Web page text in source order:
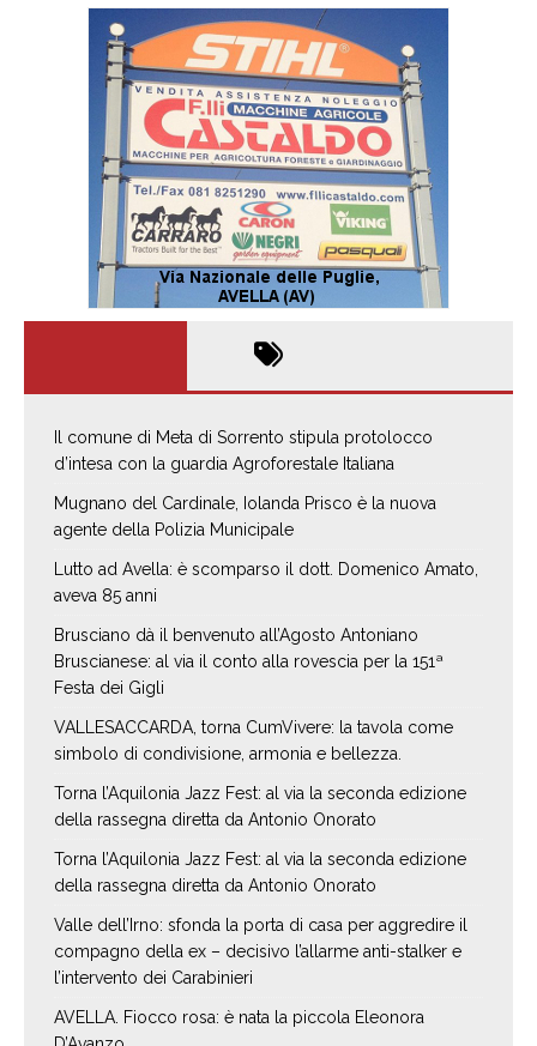
Il comune di Meta di Sorrento stipula protolocco
d’intesa con la guardia Agroforestale Italiana
Mugnano del Cardinale, Iolanda Prisco è la nuova
agente della Polizia Municipale
Lutto ad Avella: è scomparso il dott. Domenico Amato,
aveva 85 anni
Brusciano dà il benvenuto all’Agosto Antoniano
Bruscianese: al via il conto alla rovescia per la 151ª
Festa dei Gigli
VALLESACCARDA, torna CumVivere: la tavola come
simbolo di condivisione, armonia e bellezza.
Torna l’Aquilonia Jazz Fest: al via la seconda edizione
della rassegna diretta da Antonio Onorato
Torna l’Aquilonia Jazz Fest: al via la seconda edizione
della rassegna diretta da Antonio Onorato
Valle dell’Irno: sfonda la porta di casa per aggredire il
compagno della ex – decisivo l’allarme anti-stalker e
l’intervento dei Carabinieri
AVELLA. Fiocco rosa: è nata la piccola Eleonora